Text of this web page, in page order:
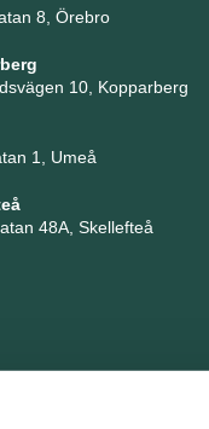
8, Örebro
10, Kopparberg
1, Umeå
48A, Skellefteå